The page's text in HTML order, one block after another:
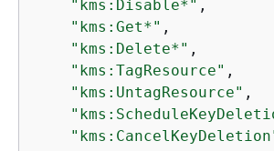
"kms:Disable*" ,
"kms:Get*" ,
"kms:Delete*" ,
"kms:TagResource" ,
"kms:UntagResource" ,